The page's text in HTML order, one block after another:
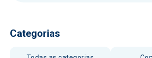
Categorias